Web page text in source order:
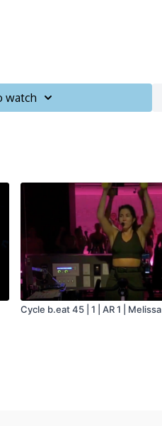
watch
Cycle b.eat 45 | 1 | AR 1 | Melissa